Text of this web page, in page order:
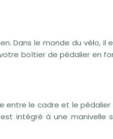
Dans le monde du vélo, il
boîtier de pédalier en
entre le cadre et le pédalier
intégré à une manivelle